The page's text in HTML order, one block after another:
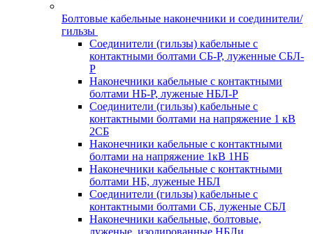
Болтовые кабельные наконечники и соединители/
гильзы
Соединители (гильзы) кабельные с
контактными болтами СБ-Р, луженные СБЛ-
Р
Наконечники кабельные с контактными
болтами НБ-Р, луженые НБЛ-Р
Соединители (гильзы) кабельные с
контактными болтами на напряжение 1 кВ
2СБ
Наконечники кабельные с контактными
болтами на напряжение 1кВ 1НБ
Наконечники кабельные с контактными
болтами НБ, луженые НБЛ
Соединители (гильзы) кабельные с
контактными болтами СБ, луженые СБЛ
Наконечники кабельные, болтовые,
луженые, изолированные НБЛи